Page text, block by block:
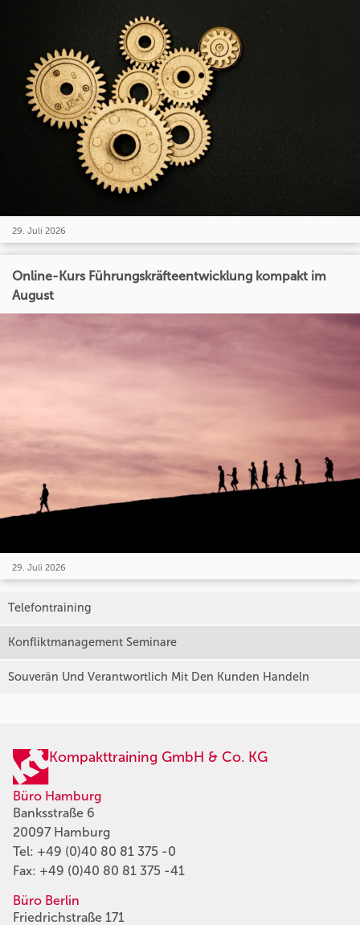
29. Juli 2026
Online-Kurs Führungskräfteentwicklung kompakt im
August
29. Juli 2026
Telefontraining
Konfliktmanagement Seminare
Souverän Und Verantwortlich Mit Den Kunden Handeln
Kompakttraining GmbH & Co. KG
Büro Hamburg
Banksstraße 6
20097 Hamburg
Tel: +49 (0)40 80 81 375 -0
Fax: +49 (0)40 80 81 375 -41
Büro Berlin
Friedrichstraße 171